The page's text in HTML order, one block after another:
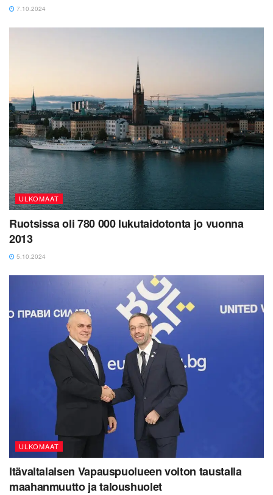
7.10.2024
ULKOMAAT
Ruotsissa oli 780 000 lukutaidotonta jo vuonna
2013
5.10.2024
ULKOMAAT
Itävaltalaisen Vapauspuolueen voiton taustalla
maahanmuutto ja taloushuolet